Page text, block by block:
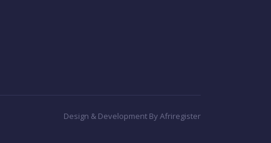
Design & Development By Afriregister